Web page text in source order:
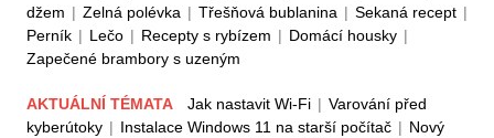
džem | Zelná polévka | Třešňová bublanina | Sekaná recept |
Perník | Lečo | Recepty s rybízem | Domácí housky |
Zapečené brambory s uzeným
AKTUÁLNÍ TÉMATA Jak nastavit Wi-Fi | Varování před
kyberútoky | Instalace Windows 11 na starší počítač | Nový